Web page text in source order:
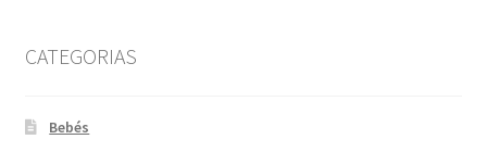
CATEGORIAS
Bebés